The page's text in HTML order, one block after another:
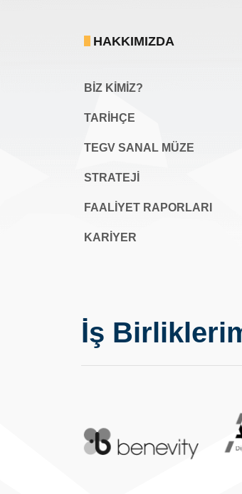
HAKKIMIZDA
BİZ KİMİZ?
TARİHÇE
TEGV SANAL MÜZE
STRATEJİ
FAALİYET RAPORLARI
KARIYER
İş